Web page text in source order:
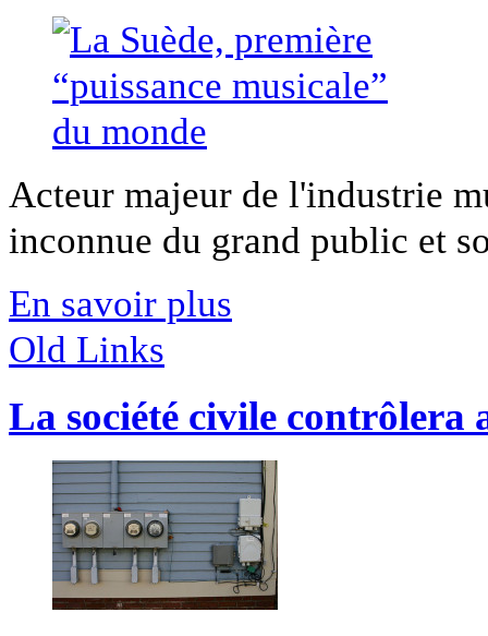
Acteur majeur de l'industrie
inconnue du grand public et
En savoir plus
Old Links
La société civile contrôlera